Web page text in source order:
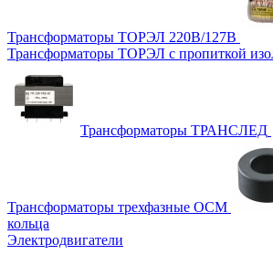
Трансформаторы ТОРЭЛ 220В/127В
Трансформаторы ТОРЭЛ с пропиткой
Трансформаторы ТРАНСЛЕД
Трансформаторы трехфазные ОСМ
кольца
Электродвигатели